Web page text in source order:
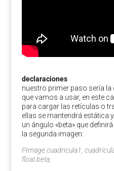
declaraciones
nuestro primer paso sería
que vamos a usar, en este
para cargar las retículas o
ellas se mantendrá estática
un ángulo «beta» que
la segunda imagen:
PImage cuadricula1,
float beta;